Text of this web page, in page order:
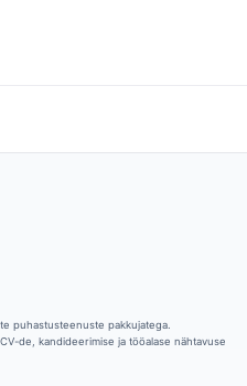
puhastusteenuste pakkujatega.
de, kandideerimise ja tööalase nähtavuse